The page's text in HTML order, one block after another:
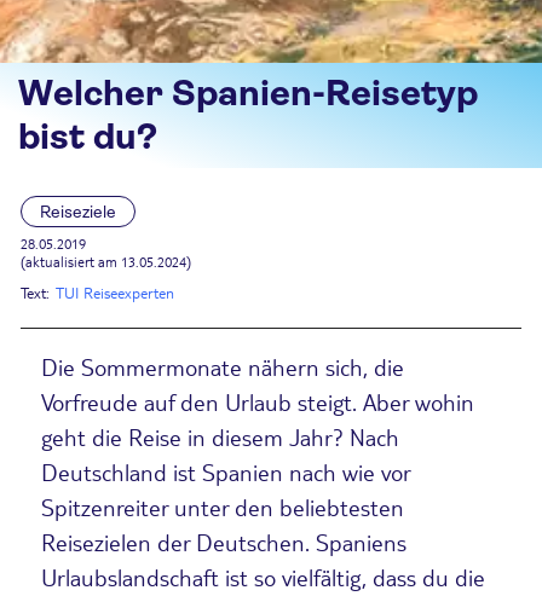
Welcher Spanien-Reisetyp
bist du?
Reiseziele
28.05.2019
(aktualisiert am 13.05.2024)
Text: TUI Reiseexperten
Die Sommermonate nähern sich, die
Vorfreude auf den Urlaub steigt. Aber wohin
geht die Reise in diesem Jahr? Nach
Deutschland ist Spanien nach wie vor
Spitzenreiter unter den beliebtesten
Reisezielen der Deutschen. Spaniens
Urlaubslandschaft ist so vielfältig, dass du die